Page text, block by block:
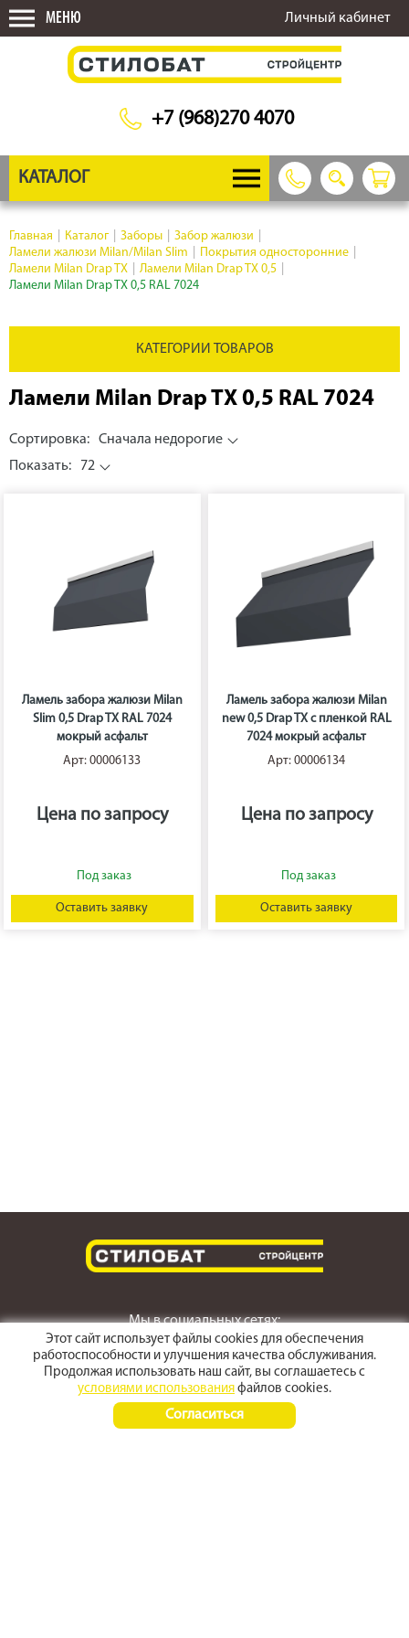
МЕНЮ Личный кабинет
+7 (968)270 4070
КАТАЛОГ
Главная Каталог Заборы Забор жалюзи
Ламели жалюзи Milan/Milan Slim
Покрытия односторонние
Ламели Milan Drap TX
Ламели Milan Drap TX 0,5
Ламели Milan Drap TX 0,5 RAL 7024
КАТЕГОРИИ ТОВАРОВ
Ламели Milan Drap TX 0,5 RAL 7024
Сортировка:
Сначала недорогие
Показать:
72
Ламель забора жалюзи Milan
Slim 0,5 Drap TX RAL 7024
мокрый асфальт
Арт: 00006133
Цена по запросу
Оставить заявку
Ламель забора жалюзи Milan
new 0,5 Drap TX с пленкой RAL
7024 мокрый асфальт
Арт: 00006134
Цена по запросу
Оставить заявку
Мы в социальных сетях:
г. Светлоград,
ул. Пушкина 167
Этот сайт использует файлы cookies для обеспечения
работоспособности и улучшения качества обслуживания.
Продолжая использовать наш сайт, вы соглашаетесь с
условиями использования файлов cookies.
Согласиться